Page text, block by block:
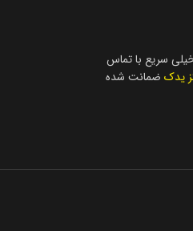
سریع با تماس
یدک ضمانت شده